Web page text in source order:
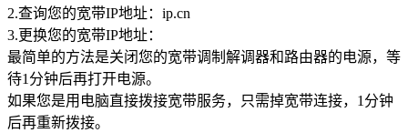
2.查询您的宽带IP地址：ip.cn
3.更换您的宽带IP地址：
最简单的方法是关闭您的宽带调制解调器和路由器的电源，等
待1分钟后再打开电源。
如果您是用电脑直接拨接宽带服务，只需掉宽带连接，1分钟
后再重新拨接。